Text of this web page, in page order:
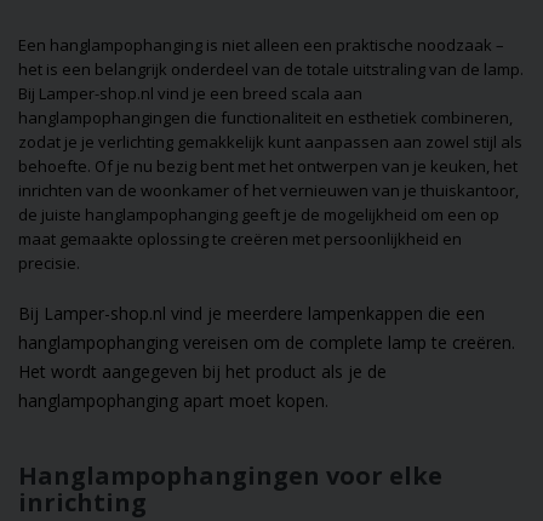
ideeën die laten
hoe verlichting
decoratief kan
Misschien vind je
je volgende
interieuridee!
Een hanglampophanging is niet alleen een praktische noodzaak –
het is een belangrijk onderdeel van de totale uitstraling van de lamp.
Bij Lamper-shop.nl vind je een breed scala aan
hanglampophangingen die functionaliteit en esthetiek combineren,
zodat je je verlichting gemakkelijk kunt aanpassen aan zowel stijl als
behoefte. Of je nu bezig bent met het ontwerpen van je keuken, het
inrichten van de woonkamer of het vernieuwen van je thuiskantoor,
de juiste hanglampophanging geeft je de mogelijkheid om een op
maat gemaakte oplossing te creëren met persoonlijkheid en
precisie.
Bij Lamper-shop.nl vind je meerdere lampenkappen die een
hanglampophanging vereisen om de complete lamp te creëren.
Het wordt aangegeven bij het product als je de
hanglampophanging apart moet kopen.
Hanglampophangingen voor elke
inrichting